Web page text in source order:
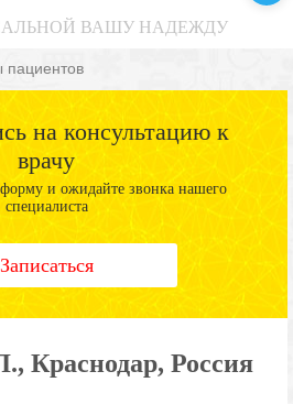
ВАШУ НАДЕЖДУ
пациентов
на консультацию к
врачу
и ожидайте звонка нашего
специалиста
Записаться
Краснодар, Россия